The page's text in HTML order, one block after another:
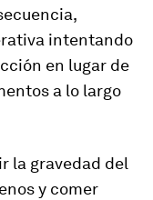
intentando
en lugar de
a lo largo
la gravedad del
y comer